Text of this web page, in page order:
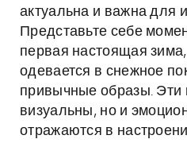
актуальна и важна для
Представьте себе
первая настоящая
одевается в снежное
привычные образы. Эти
визуальны, но и
отражаются в